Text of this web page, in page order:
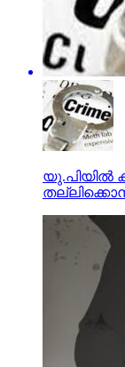
യു.പിയില്‍